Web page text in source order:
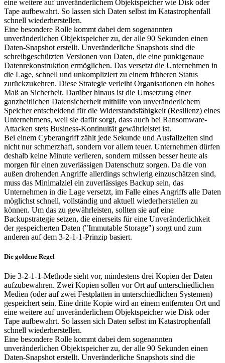
eine weitere auf unveränderlichem Objektspeicher wie Disk oder
Tape aufbewahrt. So lassen sich Daten selbst im Katastrophenfall
schnell wiederherstellen.
Eine besondere Rolle kommt dabei dem sogenannten
unveränderlichen Objektspeicher zu, der alle 90 Sekunden einen
Daten-Snapshot erstellt. Unveränderliche Snapshots sind die
schreibgeschützten Versionen von Daten, die eine punktgenaue
Datenrekonstruktion ermöglichen. Das versetzt die Unternehmen in
die Lage, schnell und unkompliziert zu einem früheren Status
zurückzukehren. Diese Strategie verleiht Organisationen ein hohes
Maß an Sicherheit. Darüber hinaus ist die Umsetzung einer
ganzheitlichen Datensicherheit mithilfe von unveränderlichem
Speicher entscheidend für die Widerstandsfähigkeit (Resilienz) eines
Unternehmens, weil sie dafür sorgt, dass auch bei Ransomware-
Attacken stets Business-Kontinuität gewährleistet ist.
Bei einem Cyberangriff zählt jede Sekunde und Ausfallzeiten sind
nicht nur schmerzhaft, sondern vor allem teuer. Unternehmen dürfen
deshalb keine Minute verlieren, sondern müssen besser heute als
morgen für einen zuverlässigen Datenschutz sorgen. Da die von
außen drohenden Angriffe allerdings schwierig einzuschätzen sind,
muss das Minimalziel ein zuverlässiges Backup sein, das
Unternehmen in die Lage versetzt, im Falle eines Angriffs alle Daten
möglichst schnell, vollständig und aktuell wiederherstellen zu
können. Um das zu gewährleisten, sollten sie auf eine
Backupstrategie setzen, die einerseits für eine Unveränderlichkeit
der gespeicherten Daten ("Immutable Storage") sorgt und zum
anderen auf dem 3-2-1-1-Prinzip basiert.
Die goldene Regel
Die 3-2-1-1-Methode sieht vor, mindestens drei Kopien der Daten
aufzubewahren. Zwei Kopien sollen vor Ort auf unterschiedlichen
Medien (oder auf zwei Festplatten in unterschiedlichen Systemen)
gespeichert sein. Eine dritte Kopie wird an einem entfernten Ort und
eine weitere auf unveränderlichem Objektspeicher wie Disk oder
Tape aufbewahrt. So lassen sich Daten selbst im Katastrophenfall
schnell wiederherstellen.
Eine besondere Rolle kommt dabei dem sogenannten
unveränderlichen Objektspeicher zu, der alle 90 Sekunden einen
Daten-Snapshot erstellt. Unveränderliche Snapshots sind die